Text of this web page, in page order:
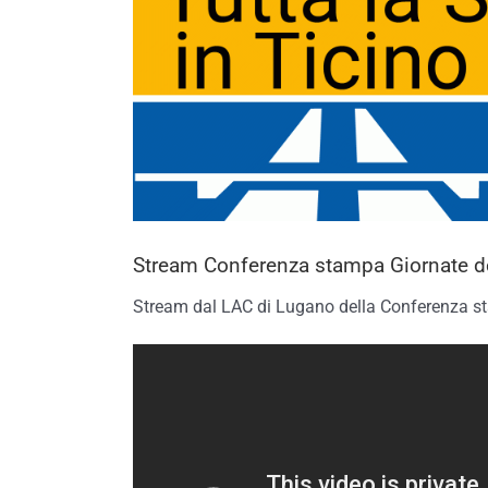
Stream Conferenza stampa Giornate
Stream dal LAC di Lugano della Conferenza